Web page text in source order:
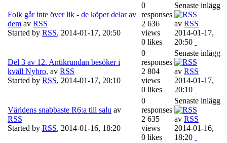
Folk går inte över lik - de köper delar av
dem av RSS
Started by RSS, 2014-01-17, 20:50
0
responses
2 636
views
0 likes
Senaste inlägg
av RSS
2014-01-17,
20:50
Del 3 av 12. Antikrundan besöker i
kväll Nybro, av RSS
Started by RSS, 2014-01-17, 20:10
0
responses
2 804
views
0 likes
Senaste inlägg
av RSS
2014-01-17,
20:10
Världens snabbaste R6:a till salu av
RSS
Started by RSS, 2014-01-16, 18:20
0
responses
2 635
views
0 likes
Senaste inlägg
av RSS
2014-01-16,
18:20